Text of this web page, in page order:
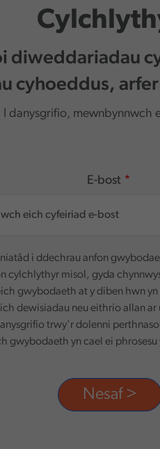
diweddariadau
cyhoeddus,
I danysgrifio, mewnbynnwch
E-bost
i ddechrau anfon
cylchlythyr misol, gyda
gwybodaeth at y diben hwn yn
dewisiadau neu eithrio allan ar
trwy'r dolenni
gwybodaeth yn cael ei